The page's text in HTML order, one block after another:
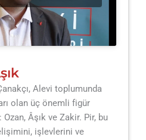
Alevi toplumunda
olan üç önemli figür
Âşık ve Zakir. Pir, bu
işlevlerini ve